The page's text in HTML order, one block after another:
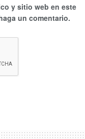
y sitio web en este
un comentario.